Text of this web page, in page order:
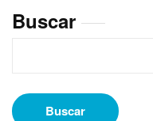
Buscar
Buscar